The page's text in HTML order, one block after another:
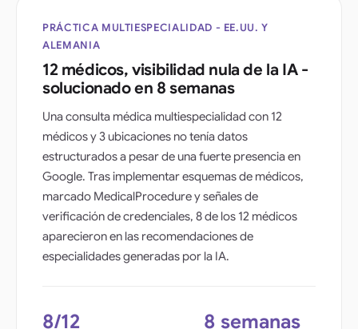
PRÁCTICA MULTIESPECIALIDAD - EE.UU. Y
ALEMANIA
12 médicos, visibilidad nula de la IA -
solucionado en 8 semanas
Una consulta médica multiespecialidad con 12
médicos y 3 ubicaciones no tenía datos
estructurados a pesar de una fuerte presencia en
Google. Tras implementar esquemas de médicos,
marcado MedicalProcedure y señales de
verificación de credenciales, 8 de los 12 médicos
aparecieron en las recomendaciones de
especialidades generadas por la IA.
8/12 8 semanas